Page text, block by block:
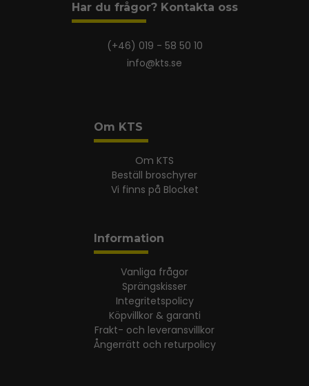
Har du frågor? Kontakta oss
(+46) 019 - 58 50 10
info@kts.se
Om KTS
Om KTS
Beställ broschyrer
Vi finns på Blocket
Information
Vanliga frågor
Sprängskisser
Integritetspolicy
Köpvillkor & garanti
Frakt- och leveransvillkor
Ångerrätt och returpolicy